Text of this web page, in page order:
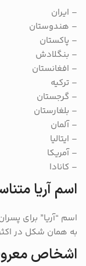
– ایران
– هندوستان
– پاکستان
– بنگلادش
– افغانستان
– ترکیه
– گرجستان
– بلغارستان
– آلمان
– ایتالیا
– آمریکا
– کانادا
اسم آریا
اسم “آریا” برای
به همان شکل در
اشخاص معروف